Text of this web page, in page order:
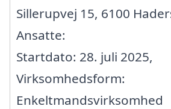
Sillerupvej 15, 6100
Ansatte:
Startdato: 28. juli 2025,
Virksomhedsform:
Enkeltmandsvirksomhed